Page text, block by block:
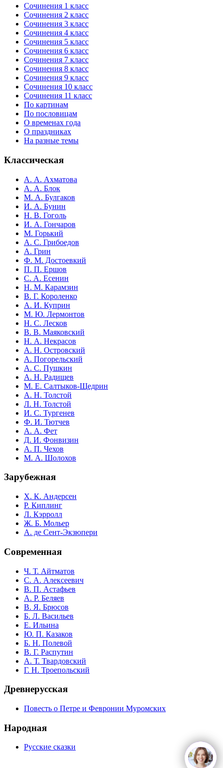
Сочинения 1 класс
Сочинения 2 класс
Сочинения 3 класс
Сочинения 4 класс
Сочинения 5 класс
Сочинения 6 класс
Сочинения 7 класс
Сочинения 8 класс
Сочинения 9 класс
Сочинения 10 класс
Сочинения 11 класс
По картинам
По пословицам
О временах года
О праздниках
На разные темы
Классическая
А. А. Ахматова
А. А. Блок
М. А. Булгаков
И. А. Бунин
Н. В. Гоголь
И. А. Гончаров
М. Горький
А. С. Грибоедов
А. Грин
Ф. М. Достоевкий
П. П. Ершов
С. А. Есенин
Н. М. Карамзин
В. Г. Короленко
А. И. Куприн
М. Ю. Лермонтов
Н. С. Лесков
В. В. Маяковский
Н. А. Некрасов
А. Н. Островский
А. Погорельский
А. С. Пушкин
А. Н. Радищев
М. Е. Салтыков-Щедрин
А. Н. Толстой
Л. Н. Толстой
И. С. Тургенев
Ф. И. Тютчев
А. А. Фет
Д. И. Фонвизин
А. П. Чехов
М. А. Шолохов
Зарубежная
Х. К. Андерсен
Р. Киплинг
Л. Кэрролл
Ж. Б. Мольер
А. де Сент-Экзюпери
Современная
Ч. Т. Айтматов
С. А. Алексеевич
В. П. Астафьев
А. Р. Беляев
В. Я. Брюсов
Б. Л. Васильев
Е. Ильина
Ю. П. Казаков
Б. Н. Полевой
В. Г. Распутин
А. Т. Твардовский
Г. Н. Троепольский
Древнерусская
Повесть о Петре и Февронии Муромских
Народная
Русские сказки
open